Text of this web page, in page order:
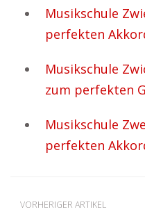
Musikschule
perfekten
Musikschule
zum perfekten
Musikschule
perfekten
VORHERIGER ARTIKEL